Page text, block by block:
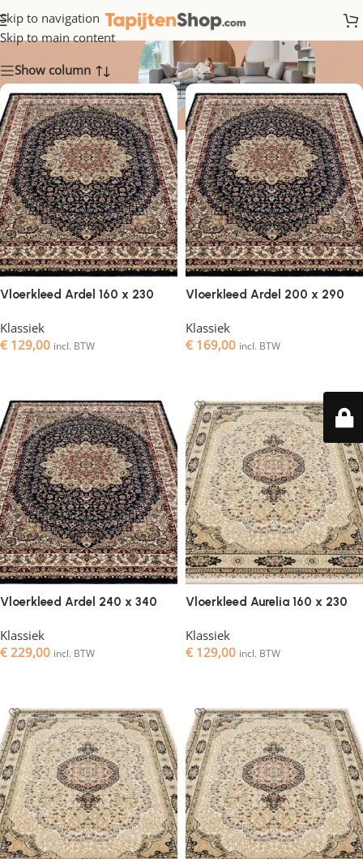
Skip to navigation
Skip to main content
Klassiek
Show column
Vloerkleed Ardel 160 x 230
Klassiek
€ 129,00 incl. BTW
Vloerkleed Ardel 200 x 290
Klassiek
€ 169,00 incl. BTW
Vloerkleed Ardel 240 x 340
Klassiek
€ 229,00 incl. BTW
Vloerkleed Aurelia 160 x 230
Klassiek
€ 129,00 incl. BTW